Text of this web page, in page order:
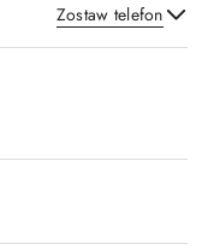
Zostaw telefon